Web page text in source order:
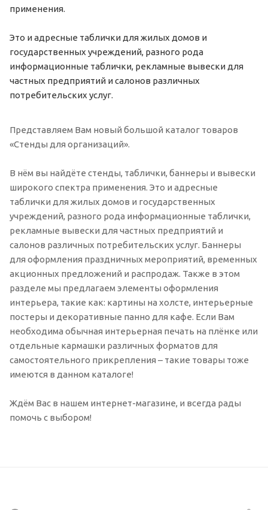
применения.
Это и адресные таблички для жилых домов и
государственных учреждений, разного рода
информационные таблички, рекламные вывески для
частных предприятий и салонов различных
потребительских услуг.
Представляем Вам новый большой каталог товаров
«Стенды для организаций».
В нём вы найдёте стенды, таблички, баннеры и вывески
широкого спектра применения. Это и адресные
таблички для жилых домов и государственных
учреждений, разного рода информационные таблички,
рекламные вывески для частных предприятий и
салонов различных потребительских услуг. Баннеры
для оформления праздничных мероприятий, временных
акционных предложений и распродаж. Также в этом
разделе мы предлагаем элементы оформления
интерьера, такие как: картины на холсте, интерьерные
постеры и декоративные панно для кафе. Если Вам
необходима обычная интерьерная печать на плёнке или
отдельные кармашки различных форматов для
самостоятельного прикрепления – такие товары тоже
имеются в данном каталоге!
Ждём Вас в нашем интернет-магазине, и всегда рады
помочь с выбором!